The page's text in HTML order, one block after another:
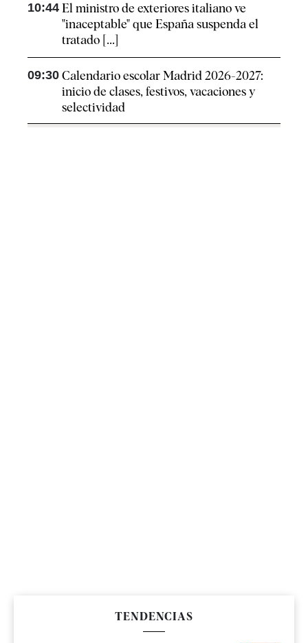
10:44 El ministro de exteriores italiano ve
"inaceptable" que España suspenda el
tratado [...]
09:30 Calendario escolar Madrid 2026-2027:
inicio de clases, festivos, vacaciones y
selectividad
TENDENCIAS